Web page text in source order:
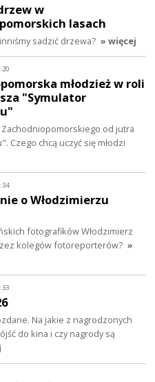
w
lasach
sadzić drzewa? » więcej
młodzież w roli
"Symulator
od jutra
Czego chcą uczyć się młodzi
o Włodzimierzu
fotografików Włodzimierz
kolegów fotoreporterów? »
Na jakie z nagrodzonych
do kina i czy nagrody są